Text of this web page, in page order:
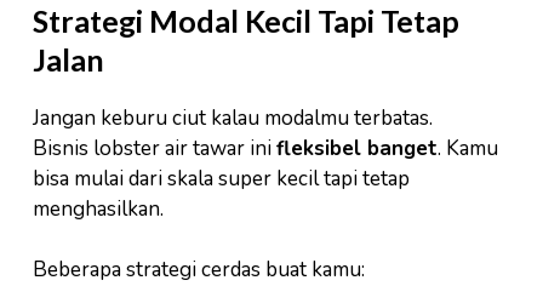
Strategi Modal Kecil Tapi Tetap
Jalan
Jangan keburu ciut kalau modalmu terbatas.
Bisnis lobster air tawar inifleksibel banget. Kamu
bisa mulai dari skala super kecil tapi tetap
menghasilkan.
Beberapa strategi cerdas buat kamu: